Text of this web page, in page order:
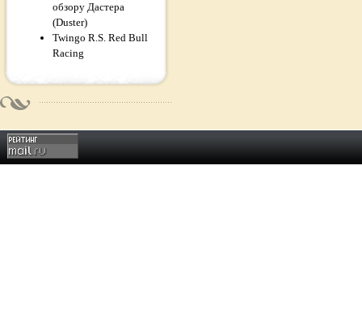
обзору Дастера
(Duster)
Twingo R.S. Red Bull
Racing